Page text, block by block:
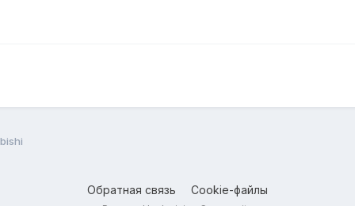
Обратная связь Cookie-файлы